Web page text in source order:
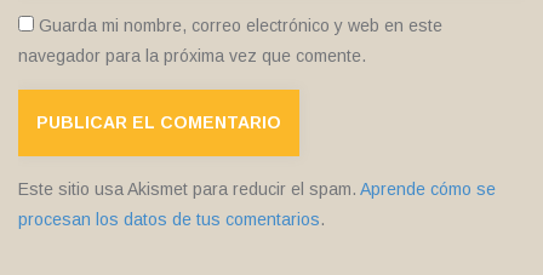
Guarda mi nombre, correo electrónico y web en este
navegador para la próxima vez que comente.
Este sitio usa Akismet para reducir el spam. Aprende cómo se
procesan los datos de tus comentarios.